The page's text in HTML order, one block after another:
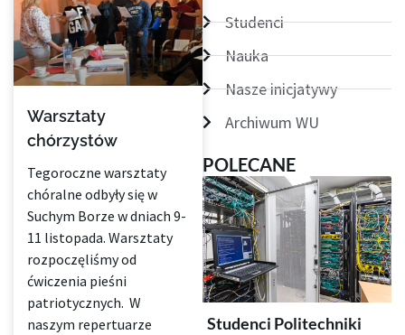
Warsztaty
chórzystów
Tegoroczne warsztaty
chóralne odbyły się w
Suchym Borze w dniach 9-
11 listopada. Warsztaty
rozpoczęliśmy od
ćwiczenia pieśni
patriotycznych. W
naszym repertuarze
Studenci
Nauka
Nasze inicjatywy
Archiwum WU
POLECANE
Studenci Politechniki